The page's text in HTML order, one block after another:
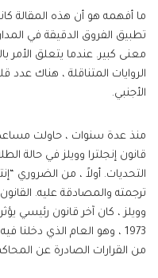
ما أفهمه هو أن هذه المقالة
تطبيق الفروق الدقيقة في
معنى كبير. عندما يتعلق
الروايات المتناقلة ، هناك عدد
الأجنبي.
منذ عدة سنوات ، حاولت
قانون إنجلترا وويلز في حالة
التحديات. أولاً ، من الضروري
ترجمته والمصادقة عليه.
وويلز ، كان آخر قانون رئيسي
1973 ، وهو العام الذي
من القرارات الصادرة عن